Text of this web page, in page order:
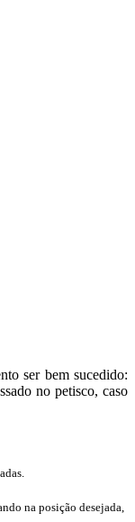
ser bem sucedido:
​​no petisco, caso
na posição desejada,